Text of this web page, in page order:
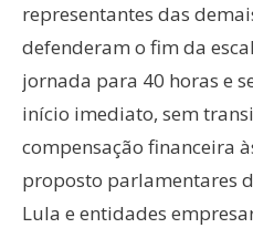
representantes das
defenderam o fim da
jornada para 40 horas e
início imediato, sem
compensação financeira
proposto parlamentares
Lula e entidades